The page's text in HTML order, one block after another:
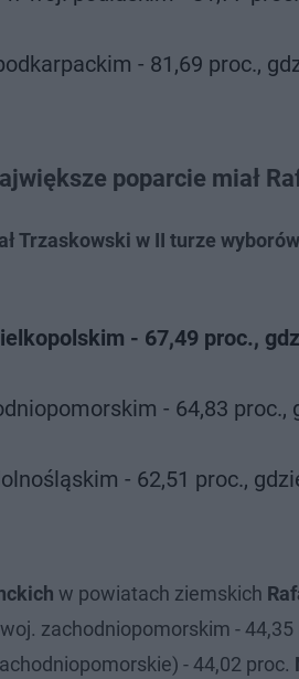
- 81,69 proc.,
poparcie miał
Trzaskowski w II turze
- 67,49 proc.,
- 64,83 proc.,
- 62,51 proc.,
w powiatach ziemskich
zachodniopomorskim -
- 44,02 proc.